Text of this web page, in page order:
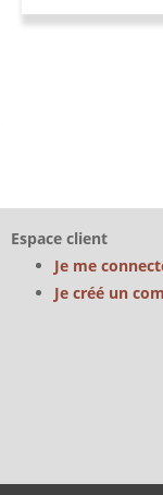
Espace client
Je me
Je créé un